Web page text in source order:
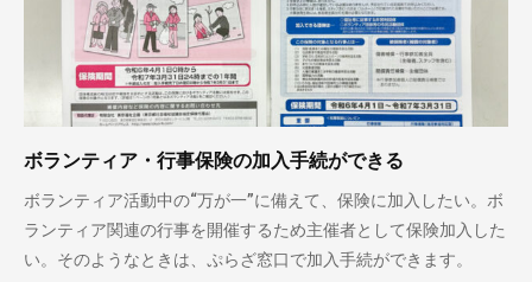
ボランティア・行事保険の加入手続ができる
ボランティア活動中の“万が一”に備えて、保険に加入したい。ボ
ランティア関連の行事を開催するため主催者として保険加入した
い。そのようなときは、ぷらざ窓口で加入手続ができます。